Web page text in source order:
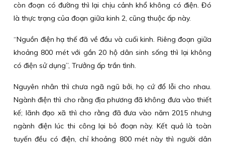
còn đoạn có đường thì lại chịu cảnh khổ không có điện. Đó
là thực trạng của đoạn giữa kinh 2, cũng thuộc ấp này.
“Nguồn điện hạ thế đã về đầu và cuối kinh. Riêng đoạn giữa
khoảng 800 mét với gần 20 hộ dân sinh sống thì lại không
có điện sử dụng”, Trưởng ấp trần tình.
Nguyên nhân thì chưa ngã ngũ bởi, họ cứ đổ lỗi cho nhau.
Ngành điện thì cho rằng địa phương đã không đưa vào thiết
kế; lãnh đạo xã thì cho rằng đã đưa vào năm 2015 nhưng
ngành điện lúc thi công lại bỏ đoạn này. Kết quả là toàn
tuyến đều có điện, chỉ khoảng 800 mét này thì người dân